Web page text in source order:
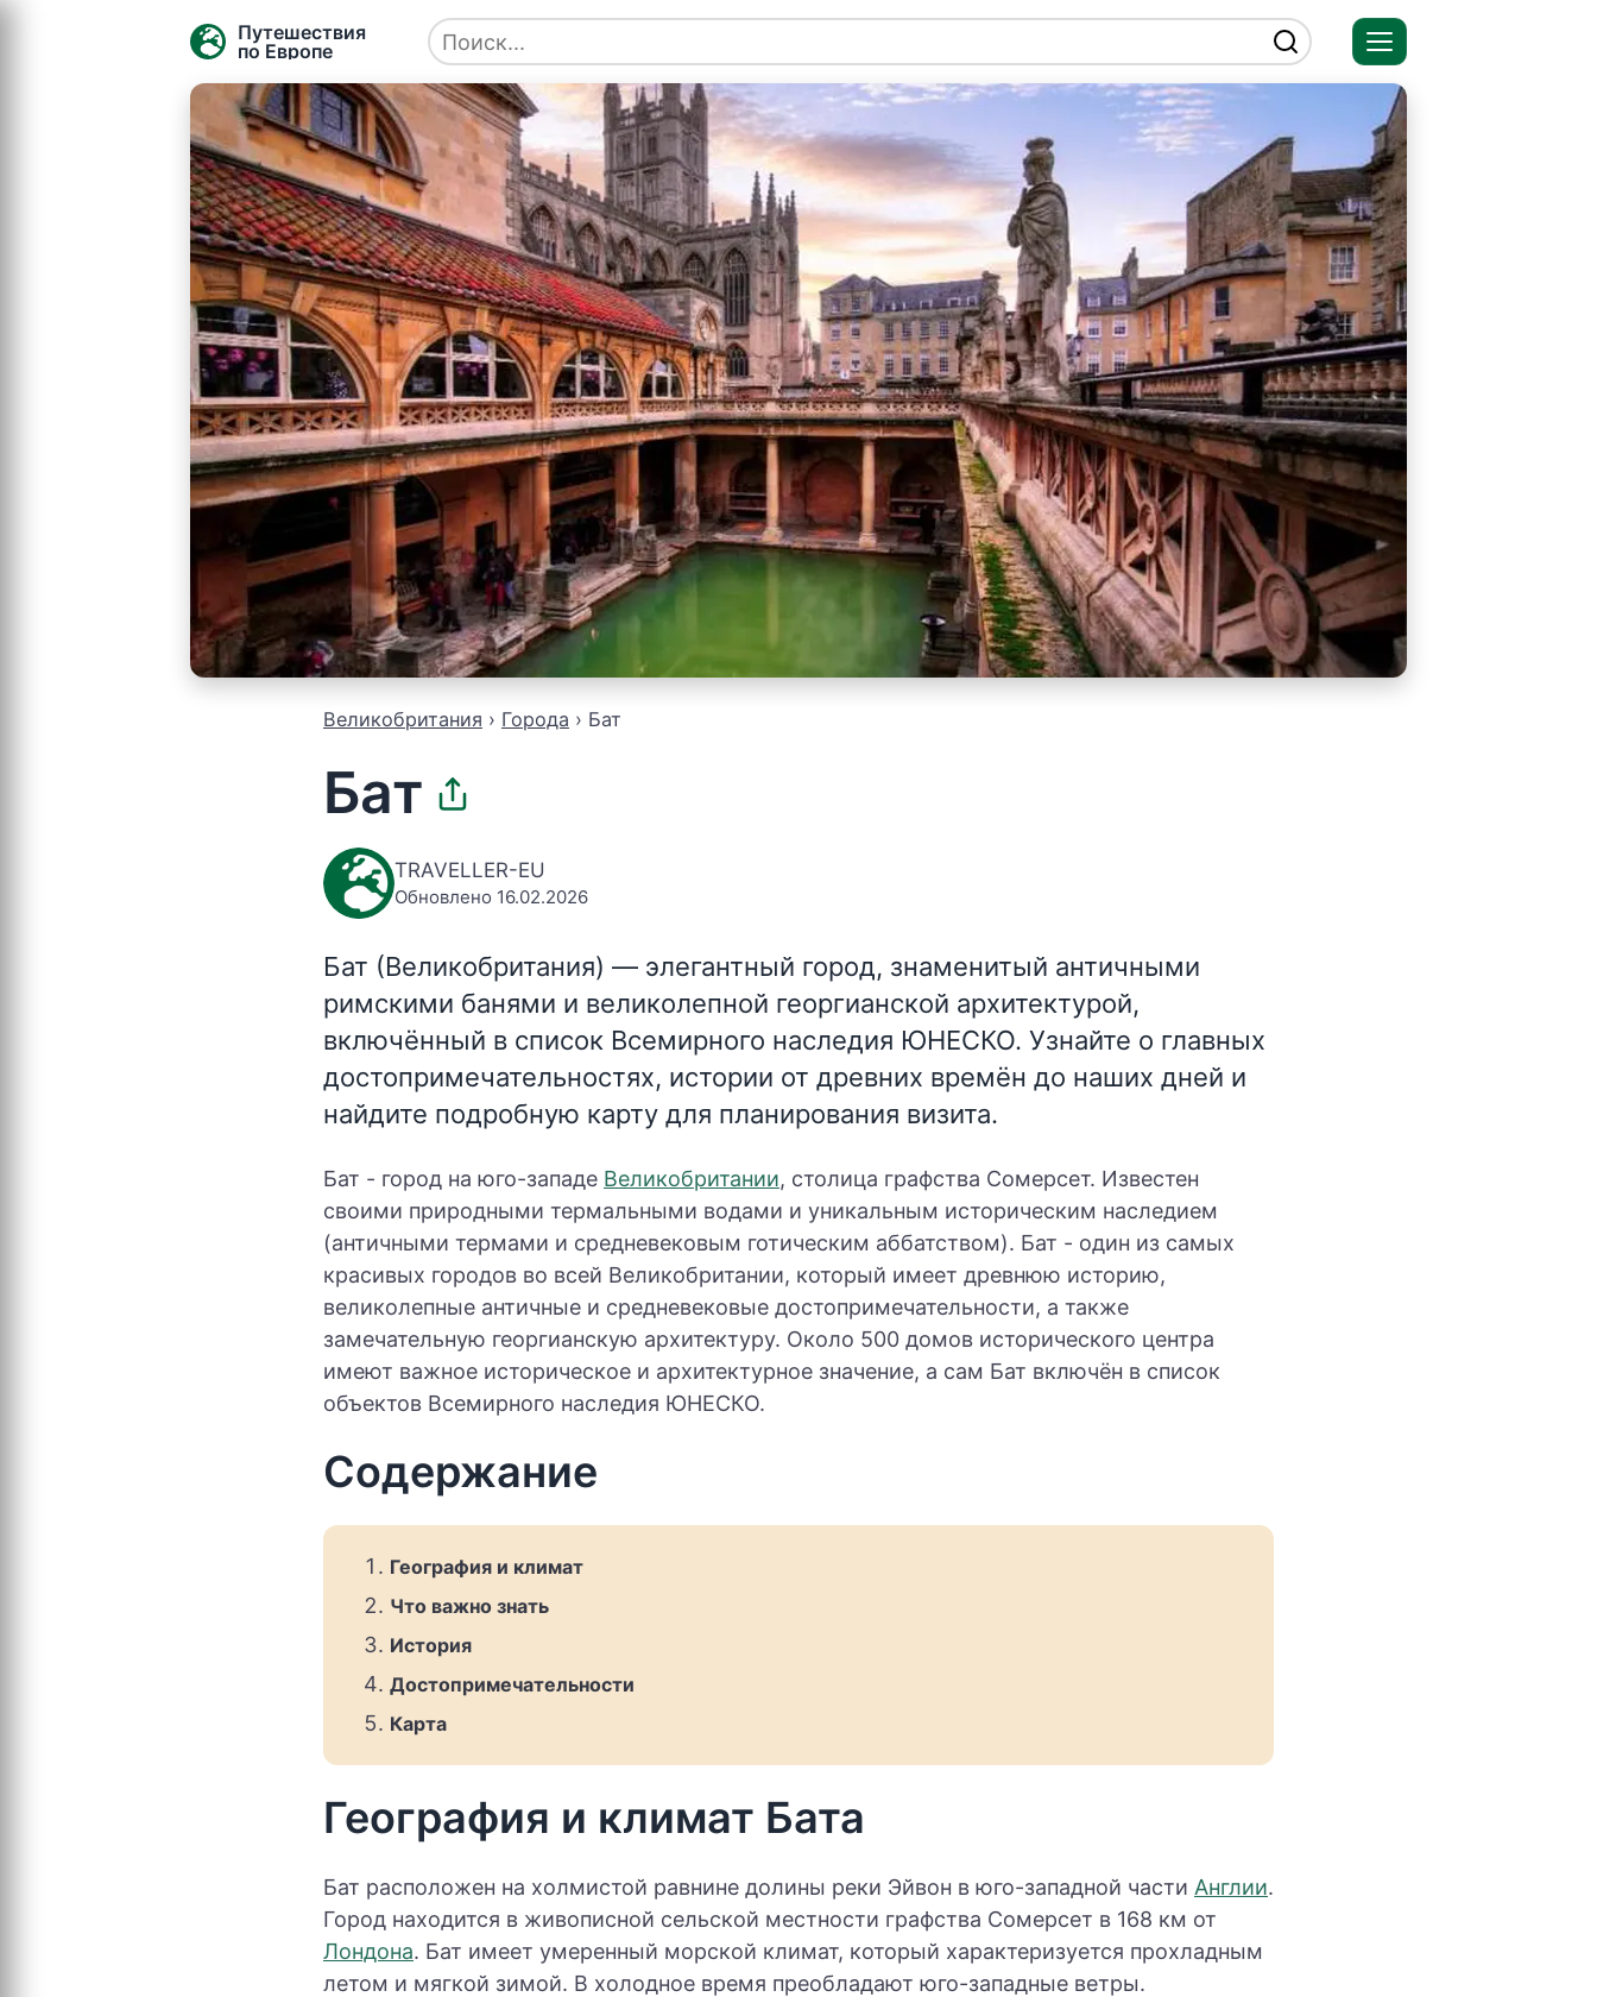
Путешествия
по Европе
Открыть
меню
Великобритания Города Бат
Бат
TRAVELLER-EU
Обновлено 16.02.2026
Бат (Великобритания) — элегантный город, знаменитый античными
римскими банями и великолепной георгианской архитектурой,
включённый в список Всемирного наследия ЮНЕСКО. Узнайте о главных
достопримечательностях, истории от древних времён до наших дней и
найдите подробную карту для планирования визита.
Бат - город на юго-западе Великобритании, столица графства Сомерсет. Известен
своими природными термальными водами и уникальным историческим наследием
(античными термами и средневековым готическим аббатством). Бат - один из самых
красивых городов во всей Великобритании, который имеет древнюю историю,
великолепные античные и средневековые достопримечательности, а также
замечательную георгианскую архитектуру. Около 500 домов исторического центра
имеют важное историческое и архитектурное значение, а сам Бат включён в список
объектов Всемирного наследия ЮНЕСКО.
Содержание
География и климат
Что важно знать
История
Достопримечательности
Карта
География и климат Бата
Бат расположен на холмистой равнине долины реки Эйвон в юго-западной части Англии.
Город находится в живописной сельской местности графства Сомерсет в 168 км от
Лондона. Бат имеет умеренный морской климат, который характеризуется прохладным
летом и мягкой зимой. В холодное время преобладают юго-западные ветры.